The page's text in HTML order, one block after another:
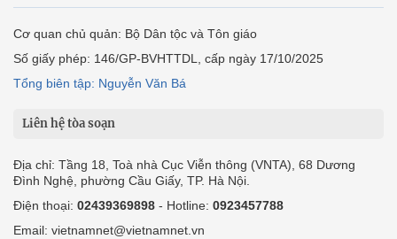
Cơ quan chủ quản: Bộ Dân tộc và Tôn giáo
Số giấy phép: 146/GP-BVHTTDL, cấp ngày 17/10/2025
Tổng biên tập: Nguyễn Văn Bá
Liên hệ tòa soạn
Địa chỉ: Tầng 18, Toà nhà Cục Viễn thông (VNTA), 68 Dương
Đình Nghệ, phường Cầu Giấy, TP. Hà Nội.
Điện thoại: 02439369898 - Hotline: 0923457788
Email: vietnamnet@vietnamnet.vn